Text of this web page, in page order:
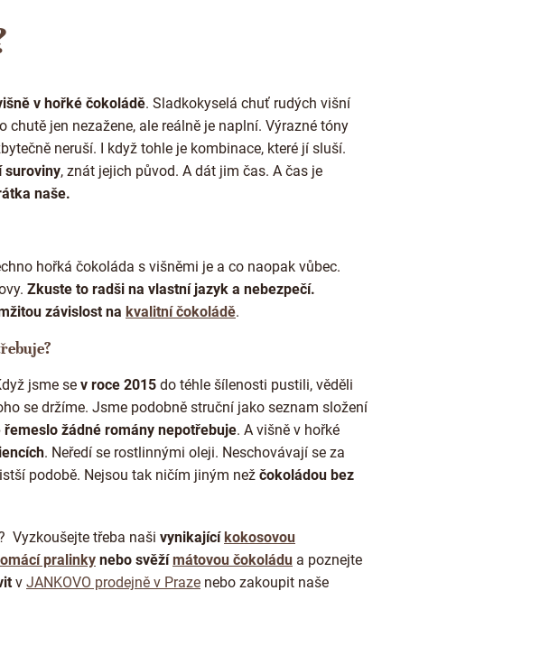
c
í
r
v
p
i
s
u
v hořké čokoládě. Sladkokyselá chuť rudých višní
chutě jen nezažene, ale reálně je naplní. Výrazné tóny
neruší. I když tohle je kombinace, které jí sluší.
suroviny, znát jejich původ. A dát jim čas. A čas je
naše.
hořká čokoláda s višněmi je a co naopak vůbec.
Zkuste to radši na vlastní jazyk a nebezpečí.
závislost na kvalitní čokoládě.
jsme se v roce 2015 do téhle šílenosti pustili, věděli
se držíme. Jsme podobně struční jako seznam složení
řemeslo žádné romány nepotřebuje. A višně v hořké
. Neředí se rostlinnými oleji. Neschovávají se za
podobě. Nejsou tak ničím jiným než čokoládou bez
Vyzkoušejte třeba naši vynikajícíkokosovou
pralinky nebo svěžímátovou čokoládu a poznejte
v JANKOVO prodejně v Praze nebo zakoupit naše